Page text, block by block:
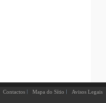
Contactos Mapa do Sítio Avisos Legais